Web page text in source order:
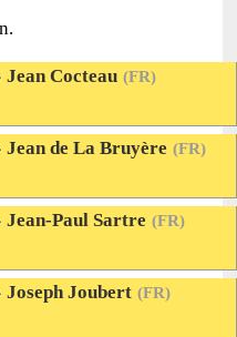
Jean Cocteau (FR)
Jean de La Bruyère (FR)
Jean-Paul Sartre (FR)
Joseph Joubert (FR)